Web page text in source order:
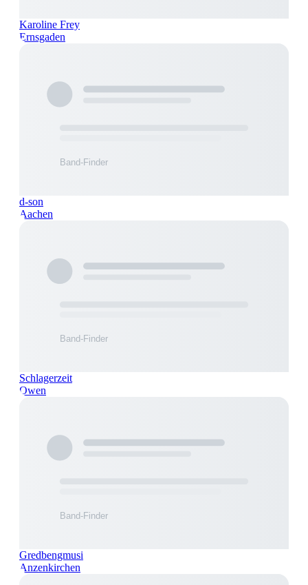
Karoline Frey
Ernsgaden
d-son
Aachen
Schlagerzeit
Owen
Gredbengmusi
Anzenkirchen